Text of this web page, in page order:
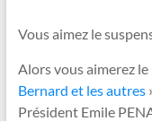
Vous aimez le
Alors vous aimerez
Bernard et les autres
Président Emile